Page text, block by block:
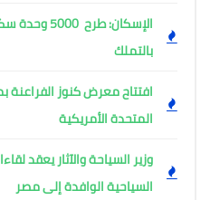
الإسكان:
بالتملك
افتتاح معرض كنوز الفراعنة
المتحدة الأمريكية
وزير السياحة والآثار يعقد
السياحية الوافدة إلى مصر